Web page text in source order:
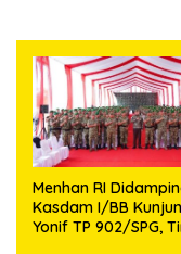
Menhan RI
Kasdam I/BB
Yonif TP 902/SPG,